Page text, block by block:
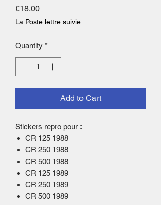
€18.00Price
La Poste lettre suivie
Quantity *
Add to Cart
Stickers repro pour :
CR 125 1988
CR 250 1988
CR 500 1988
CR 125 1989
CR 250 1989
CR 500 1989